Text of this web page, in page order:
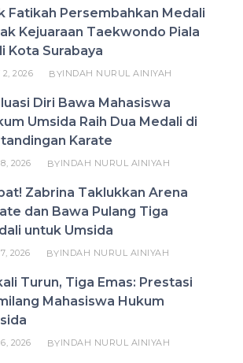
Fatikah Persembahkan Medali
Kejuaraan Taekwondo Piala
Kota Surabaya
2, 2026 BYINDAH NURUL AINIYAH
Diri Bawa Mahasiswa
Umsida Raih Dua Medali di
Karate
2026 BYINDAH NURUL AINIYAH
Zabrina Taklukkan Arena
dan Bawa Pulang Tiga
untuk Umsida
2026 BYINDAH NURUL AINIYAH
Turun, Tiga Emas: Prestasi
Mahasiswa Hukum
2026 BYINDAH NURUL AINIYAH